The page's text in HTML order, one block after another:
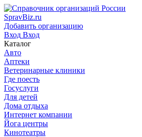
SpravBiz.ru
Добавить организацию
Вход Вход
Каталог
Авто
Аптеки
Ветеринарные клиники
Где поесть
Госуслуги
Для детей
Дома отдыха
Интернет компании
Йога центры
Кинотеатры